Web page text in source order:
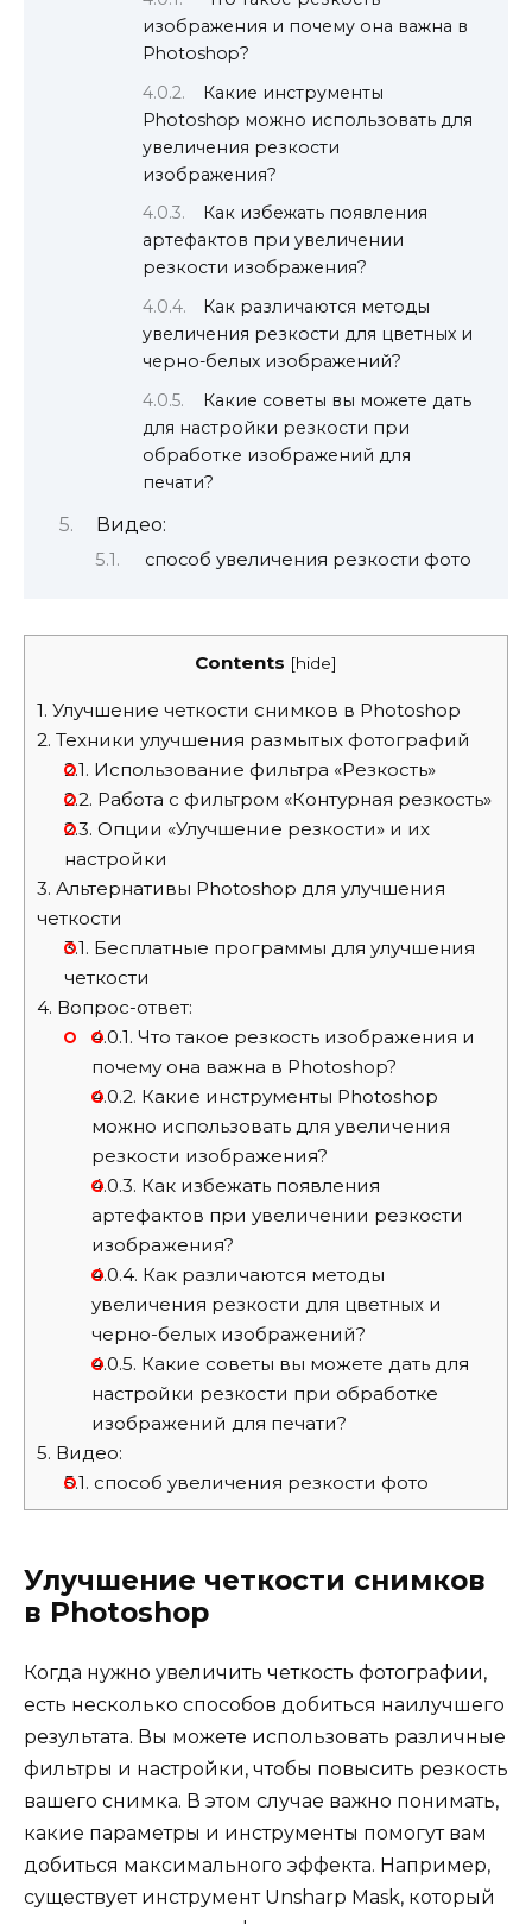
изображения и почему она важна в
Photoshop?
Какие инструменты
Photoshop можно использовать для
увеличения резкости
изображения?
Как избежать появления
артефактов при увеличении
резкости изображения?
Как различаются методы
увеличения резкости для цветных и
черно-белых изображений?
Какие советы вы можете дать
для настройки резкости при
обработке изображений для
печати?
Видео:
способ увеличения резкости фото
Contents [hide]
1. Улучшение четкости снимков в Photoshop
2. Техники улучшения размытых фотографий
2.1. Использование фильтра «Резкость»
2.2. Работа с фильтром «Контурная резкость»
2.3. Опции «Улучшение резкости» и их
настройки
3. Альтернативы Photoshop для улучшения
четкости
3.1. Бесплатные программы для улучшения
четкости
4. Вопрос-ответ:
4.0.1. Что такое резкость изображения и
почему она важна в Photoshop?
4.0.2. Какие инструменты Photoshop
можно использовать для увеличения
резкости изображения?
4.0.3. Как избежать появления
артефактов при увеличении резкости
изображения?
4.0.4. Как различаются методы
увеличения резкости для цветных и
черно-белых изображений?
4.0.5. Какие советы вы можете дать для
настройки резкости при обработке
изображений для печати?
5. Видео:
5.1. способ увеличения резкости фото
Улучшение четкости снимков
в Photoshop
Когда нужно увеличить четкость фотографии,
есть несколько способов добиться наилучшего
результата. Вы можете использовать различные
фильтры и настройки, чтобы повысить резкость
вашего снимка. В этом случае важно понимать,
какие параметры и инструменты помогут вам
добиться максимального эффекта. Например,
существует инструмент Unsharp Mask, который